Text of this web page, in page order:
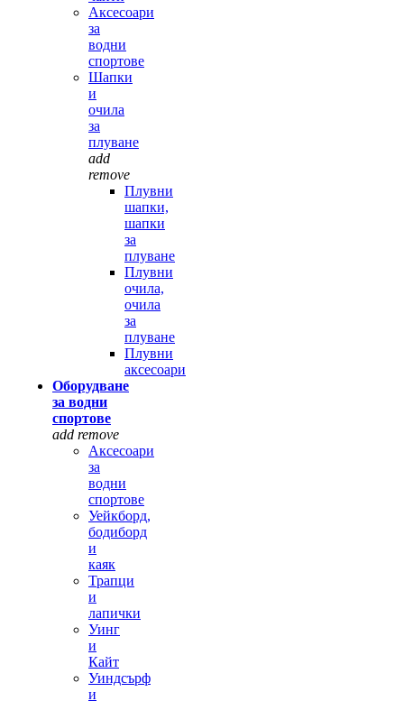
Аксесоари
за
водни
спортове
Шапки
и
очила
за
плуване
add
remove
Плувни
шапки,
шапки
за
плуване
Плувни
очила,
очила
за
плуване
Плувни
аксесоари
Оборудване
за водни
спортове
add remove
Аксесоари
за
водни
спортове
Уейкборд,
бодиборд
и
каяк
Трапци
и
лапички
Уинг
и
Кайт
Уиндсърф
и